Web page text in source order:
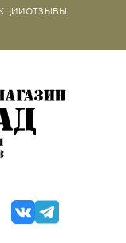
ОТЗЫВЫ